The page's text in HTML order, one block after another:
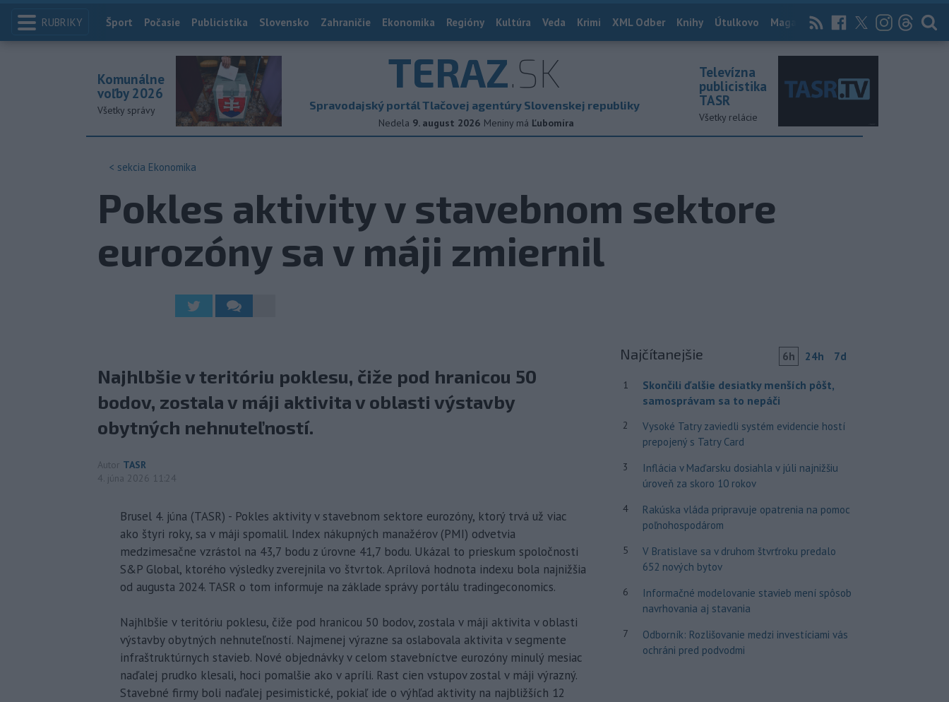
RUBRIKY Index
Šport Počasie Publicistika Slovensko Zahraničie Ekonomika Regióny Kultúra Veda Krimi XML Odber Knihy Útulkovo Magazín News Now Archív
TERAZ.SK
Spravodajský portál Tlačovej agentúry Slovenskej republiky
Nedela 9. august 2026 Meniny má Ľubomíra
Komunálne
voľby 2026
Všetky správy
Televízna
publicistika
TASR
Všetky relácie
< sekcia Ekonomika
Pokles aktivity v stavebnom sektore
eurozóny sa v máji zmiernil
Najhlbšie v teritóriu poklesu, čiže pod hranicou 50
bodov, zostala v máji aktivita v oblasti výstavby
obytných nehnuteľností.
Autor TASR
4. júna 2026 11:24
Brusel 4. júna (TASR) - Pokles aktivity v stavebnom sektore eurozóny, ktorý trvá už viac
ako štyri roky, sa v máji spomalil. Index nákupných manažérov (PMI) odvetvia
medzimesačne vzrástol na 43,7 bodu z úrovne 41,7 bodu. Ukázal to prieskum spoločnosti
S&P Global, ktorého výsledky zverejnila vo štvrtok. Aprílová hodnota indexu bola najnižšia
od augusta 2024. TASR o tom informuje na základe správy portálu tradingeconomics.
Najhlbšie v teritóriu poklesu, čiže pod hranicou 50 bodov, zostala v máji aktivita v oblasti
výstavby obytných nehnuteľností. Najmenej výrazne sa oslabovala aktivita v segmente
infraštruktúrnych stavieb. Nové objednávky v celom stavebníctve eurozóny minulý mesiac
naďalej prudko klesali, hoci pomalšie ako v apríli. Rast cien vstupov zostal v máji výrazný.
Stavebné firmy boli naďalej pesimistické, pokiaľ ide o výhľad aktivity na najbližších 12
Najčítanejšie 6h 24h 7d
1
Skončili ďalšie desiatky menších pôšt,
samosprávam sa to nepáči
2
Vysoké Tatry zaviedli systém evidencie hostí
prepojený s Tatry Card
3
Inflácia v Maďarsku dosiahla v júli najnižšiu
úroveň za skoro 10 rokov
4
Rakúska vláda pripravuje opatrenia na pomoc
poľnohospodárom
5
V Bratislave sa v druhom štvrťroku predalo
652 nových bytov
6
Informačné modelovanie stavieb mení spôsob
navrhovania aj stavania
7
Odborník: Rozlišovanie medzi investíciami vás
ochráni pred podvodmi